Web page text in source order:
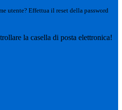
utente? Effettua il reset della password
la casella di posta elettronica!